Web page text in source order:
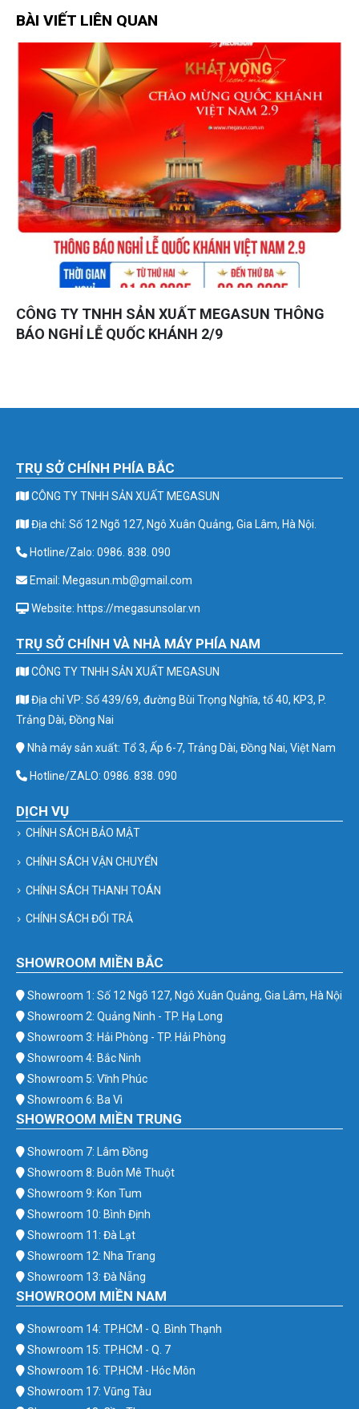
BÀI VIẾT LIÊN QUAN
CÔNG TY TNHH SẢN XUẤT MEGASUN THÔNG
BÁO NGHỈ LỄ QUỐC KHÁNH 2/9
TRỤ SỞ CHÍNH PHÍA BẮC
CÔNG TY TNHH SẢN XUẤT MEGASUN
Địa chỉ: Số 12 Ngõ 127, Ngô Xuân Quảng, Gia Lâm, Hà Nội.
Hotline/Zalo: 0986. 838. 090
Email: Megasun.mb@gmail.com
Website: https://megasunsolar.vn
TRỤ SỞ CHÍNH VÀ NHÀ MÁY PHÍA NAM
CÔNG TY TNHH SẢN XUẤT MEGASUN
Địa chỉ VP: Số 439/69, đường Bùi Trọng Nghĩa, tổ 40, KP3, P.
Trảng Dài, Đồng Nai
Nhà máy sản xuất: Tổ 3, Ấp 6-7, Trảng Dài, Đồng Nai, Việt Nam
Hotline/ZALO: 0986. 838. 090
DỊCH VỤ
CHÍNH SÁCH BẢO MẬT
CHÍNH SÁCH VẬN CHUYỂN
CHÍNH SÁCH THANH TOÁN
CHÍNH SÁCH ĐỔI TRẢ
SHOWROOM MIỀN BẮC
Showroom 1: Số 12 Ngõ 127, Ngô Xuân Quảng, Gia Lâm, Hà Nội
Showroom 2: Quảng Ninh - TP. Hạ Long
Showroom 3: Hải Phòng - TP. Hải Phòng
Showroom 4: Bắc Ninh
Showroom 5: Vĩnh Phúc
Showroom 6: Ba Vì
SHOWROOM MIỀN TRUNG
Showroom 7: Lâm Đồng
Showroom 8: Buôn Mê Thuột
Showroom 9: Kon Tum
Showroom 10: Bình Định
Showroom 11: Đà Lạt
Showroom 12: Nha Trang
Showroom 13: Đà Nẵng
SHOWROOM MIỀN NAM
Showroom 14: TP.HCM - Q. Bình Thạnh
Showroom 15: TP.HCM - Q. 7
Showroom 16: TP.HCM - Hóc Môn
Showroom 17: Vũng Tàu